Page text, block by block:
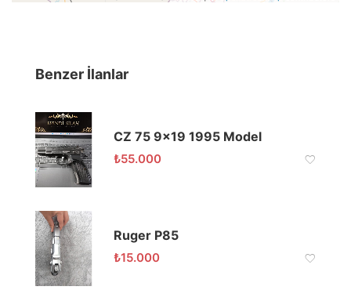
Benzer İlanlar
CZ 75 9×19 1995 Model
₺55.000
Ruger P85
₺15.000